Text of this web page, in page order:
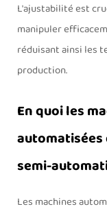
L'ajustabilité est
manipuler
réduisant ainsi les
production.
En quoi les
semi-
Les machines